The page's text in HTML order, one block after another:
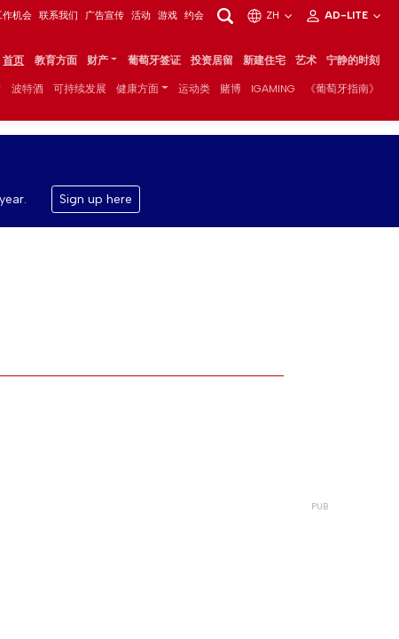
作机会 联系我们 广告宣传 活动 游戏 约会 ZH AD-LITE
首页 教育方面 财产 葡萄牙签证 投资居留 新建住宅 艺术 宁静的时刻
波特酒 可持续发展 健康方面 运动类 赌博 IGAMING 《葡萄牙指南》
Sign up here